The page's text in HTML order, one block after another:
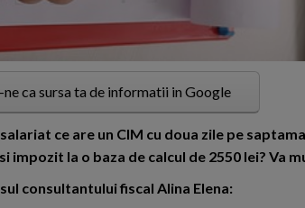
ca sursa ta de informatii in Google
ce are un CIM cu doua zile pe
la o baza de calcul de 2550 lei? Va
consultantului fiscal Alina Elena: